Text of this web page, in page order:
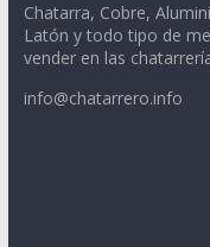
Chatarra, Cobre,
Latón y todo tipo de
vender en las
info@chatarrero.info